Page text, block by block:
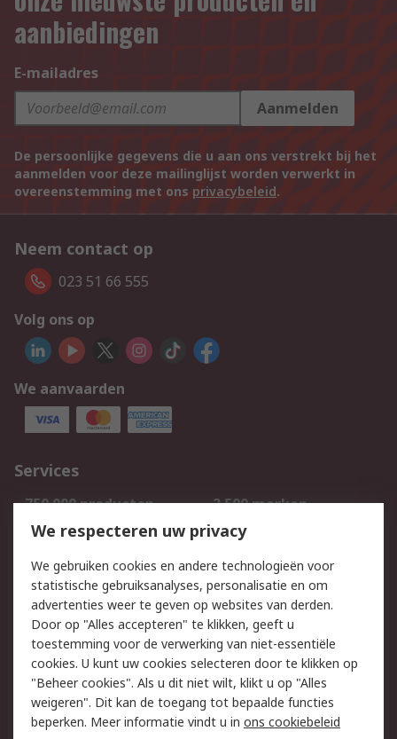
aanbiedingen
E-mailadres
Aanmelden
De persoonlijke gegevens die u aan ons verstrekt bij het
aanmelden voor deze mailinglijst worden verwerkt in
overeenstemming met ons privacybeleid.
Neem contact op
023 51 66 555
Volg ons op
We aanvaarden
Services
750.000 producten
2.500 merken
Bestellen
Inkoopoplossingen
Track & Trace
Wettelijk
Cookiebeleid
Email veiligheid
Privacybeleid
Websitevoorwaarden
Algemene
verkoopvoorwaarden
We respecteren uw privacy
We gebruiken cookies en andere technologieën voor
statistische gebruiksanalyses, personalisatie en om
advertenties weer te geven op websites van derden.
Door op "Alles accepteren" te klikken, geeft u
toestemming voor de verwerking van niet-essentiële
cookies. U kunt uw cookies selecteren door te klikken op
"Beheer cookies". Als u dit niet wilt, klikt u op "Alles
weigeren". Dit kan de toegang tot bepaalde functies
beperken. Meer informatie vindt u in ons cookiebeleid